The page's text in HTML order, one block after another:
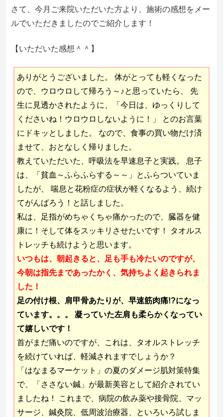
さて、今月ご来院いただいた方より、施術の感想をメー
ルでいただきましたのでご紹介します！
【いただいた感想＾＾】
ありがとうございました。 体がとっても軽くなった
ので、ウロウロして帰ろう～♪と思っていたら、 先
生に見透かされたように、「今日は、ゆっくりして
くださいね！ウロウロしないように！」 とのお言葉
にドキッとしました。 なので、食事の買い物だけ済
ませて、おとなしく帰りました。
教えていただいた、呼吸法を早速息子と実践。 息子
は、「貧血～ふらふらする～～」とふらついていま
したが、 喘息と花粉症の症状が軽くなるよう、続け
てがんばろう！と話しました。
私は、足指がめちゃくちゃ痛かったので、臓器を健
康に！そして体をスッキリさせたいです！ タオルス
トレッチも続けようと思います。
いつもは、朝起きると、足も手も冷たいのですが、
今朝は指先まであったかく、気持ちよく起きられま
した！
足の付け根、肩甲骨あたりが、早速筋肉痛!?になっ
ています。。。 凝っていた左肩も柔らかくなってい
て嬉しいです！
首がまだ痛いのですが、これは、タオルストレッチ
を続けていれば、軽減されますでしょうか？
「はなまるマーケット」の夏のダメージ肌対策特集
で、「ささない鍼」が最新美容として紹介されてい
ましたね！ これまで、病院の飲み薬や接骨院、マッ
サージ、鍼灸院、低周波治療器、といろいろ試しま